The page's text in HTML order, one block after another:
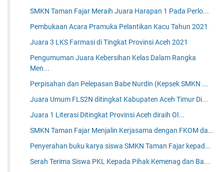
SMKN Taman Fajar Meraih Juara Harapan 1 Pada Perlo...
Pembukaan Acara Pramuka Pelantikan Kacu Tahun 2021
Juara 3 LKS Farmasi di Tingkat Provinsi Aceh 2021
Pengumuman Juara Kebersihan Kelas Dalam Rangka
Men...
Perpisahan dan Pelepasan Babe Nurdin (Kepsek SMKN ...
Juara Umum FLS2N ditingkat Kabupaten Aceh Timur Di...
Juara 1 Literasi Ditingkat Provinsi Aceh diraih Ol...
SMKN Taman Fajar Menjalin Kerjasama dengan FKOM da...
Penyerahan buku karya siswa SMKN Taman Fajar kepad...
Serah Terima Siswa PKL Kepada Pihak Kemenag dan Ba...